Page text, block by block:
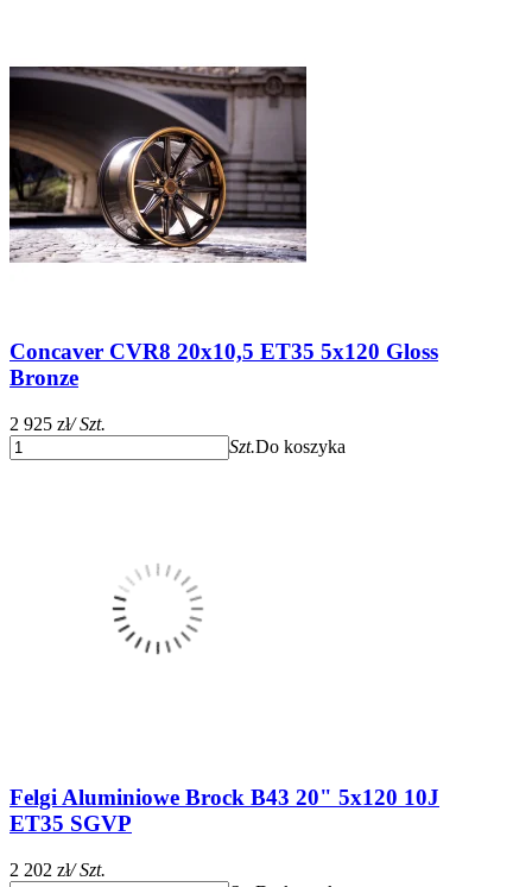
Concaver CVR8 20x10,5 ET35 5x120 Gloss
Bronze
2 925 zł/ Szt.
Szt.Do koszyka
Felgi Aluminiowe Brock B43 20" 5x120 10J
ET35 SGVP
2 202 zł/ Szt.